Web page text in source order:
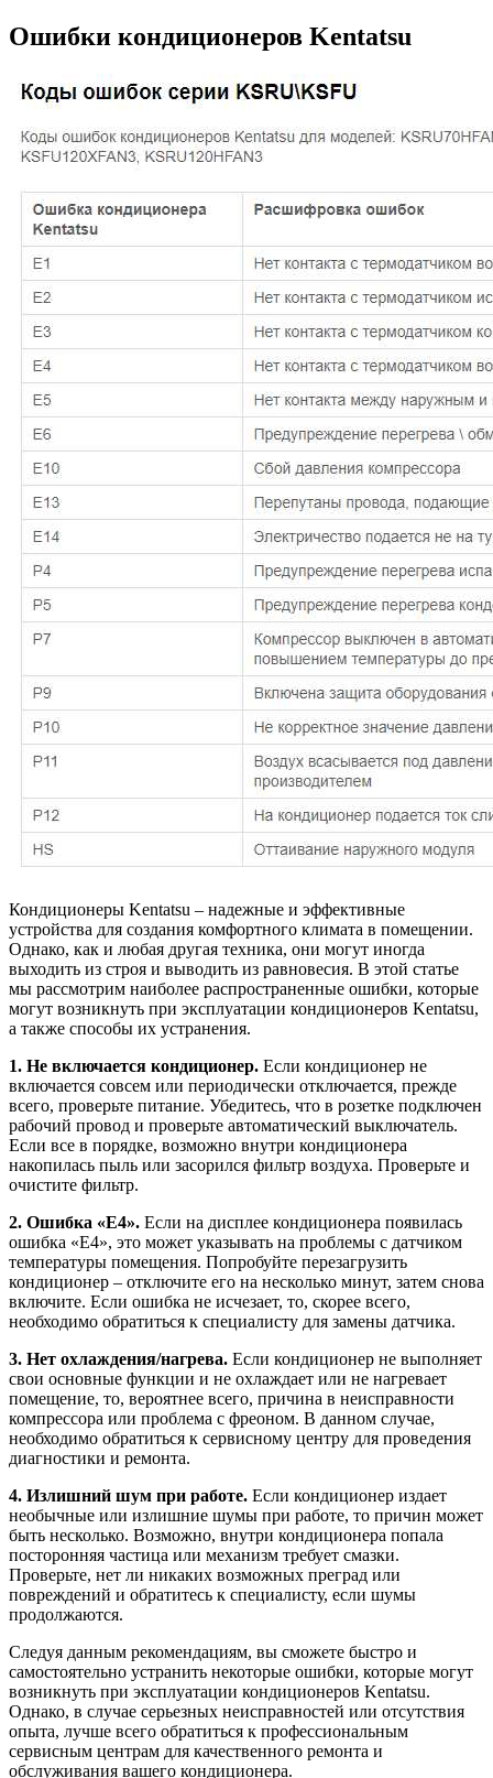
Ошибки кондиционеров Kentatsu
Кондиционеры Kentatsu – надежные и эффективные
устройства для создания комфортного климата в помещении.
Однако, как и любая другая техника, они могут иногда
выходить из строя и выводить из равновесия. В этой статье
мы рассмотрим наиболее распространенные ошибки, которые
могут возникнуть при эксплуатации кондиционеров Kentatsu,
а также способы их устранения.
1. Не включается кондиционер. Если кондиционер не
включается совсем или периодически отключается, прежде
всего, проверьте питание. Убедитесь, что в розетке подключен
рабочий провод и проверьте автоматический выключатель.
Если все в порядке, возможно внутри кондиционера
накопилась пыль или засорился фильтр воздуха. Проверьте и
очистите фильтр.
2. Ошибка «E4». Если на дисплее кондиционера появилась
ошибка «E4», это может указывать на проблемы с датчиком
температуры помещения. Попробуйте перезагрузить
кондиционер – отключите его на несколько минут, затем снова
включите. Если ошибка не исчезает, то, скорее всего,
необходимо обратиться к специалисту для замены датчика.
3. Нет охлаждения/нагрева. Если кондиционер не выполняет
свои основные функции и не охлаждает или не нагревает
помещение, то, вероятнее всего, причина в неисправности
компрессора или проблема с фреоном. В данном случае,
необходимо обратиться к сервисному центру для проведения
диагностики и ремонта.
4. Излишний шум при работе. Если кондиционер издает
необычные или излишние шумы при работе, то причин может
быть несколько. Возможно, внутри кондиционера попала
посторонняя частица или механизм требует смазки.
Проверьте, нет ли никаких возможных преград или
повреждений и обратитесь к специалисту, если шумы
продолжаются.
Следуя данным рекомендациям, вы сможете быстро и
самостоятельно устранить некоторые ошибки, которые могут
возникнуть при эксплуатации кондиционеров Kentatsu.
Однако, в случае серьезных неисправностей или отсутствия
опыта, лучше всего обратиться к профессиональным
сервисным центрам для качественного ремонта и
обслуживания вашего кондиционера.